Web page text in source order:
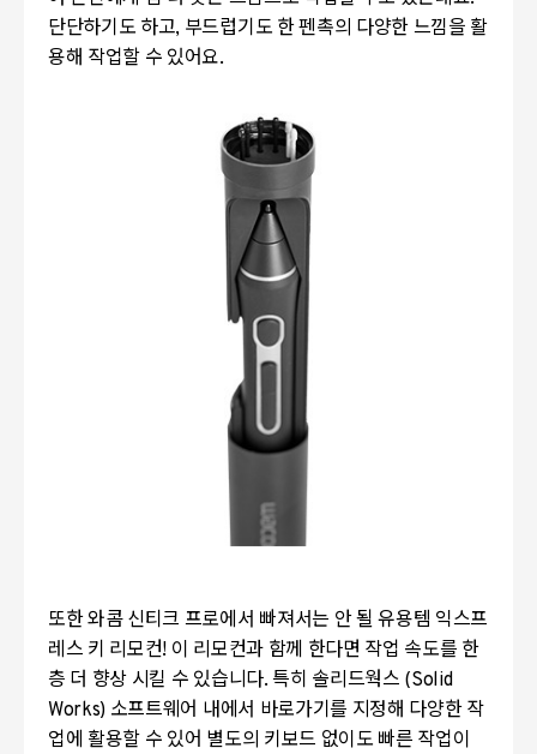
단단하기도 하고, 부드럽기도 한 펜촉의 다양한 느낌을 활
용해 작업할 수 있어요.
또한 와콤 신티크 프로에서 빠져서는 안 될 유용템 익스프
레스 키 리모컨! 이 리모컨과 함께 한다면 작업 속도를 한
층 더 향상 시킬 수 있습니다. 특히 솔리드웍스 (Solid
Works) 소프트웨어 내에서 바로가기를 지정해 다양한 작
업에 활용할 수 있어 별도의 키보드 없이도 빠른 작업이